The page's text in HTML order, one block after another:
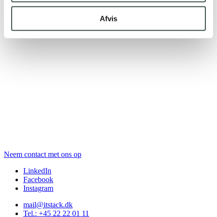
Afvis
Neem contact met ons op
LinkedIn
Facebook
Instagram
mail@itstack.dk
Tel.: +45 22 22 01 11